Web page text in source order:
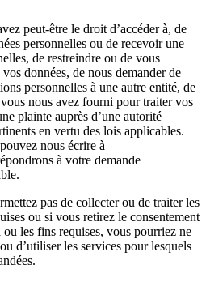
peut-être le droit d’accéder à, de
personnelles ou de recevoir une
de restreindre ou de vous
données, de nous demander de
personnelles à une autre entité, de
nous avez fourni pour traiter vos
plainte auprès d’une autorité
en vertu des lois applicables.
nous écrire à
à votre demande
pas de collecter ou de traiter les
ou si vous retirez le consentement
les fins requises, vous pourriez ne
d’utiliser les services pour lesquels